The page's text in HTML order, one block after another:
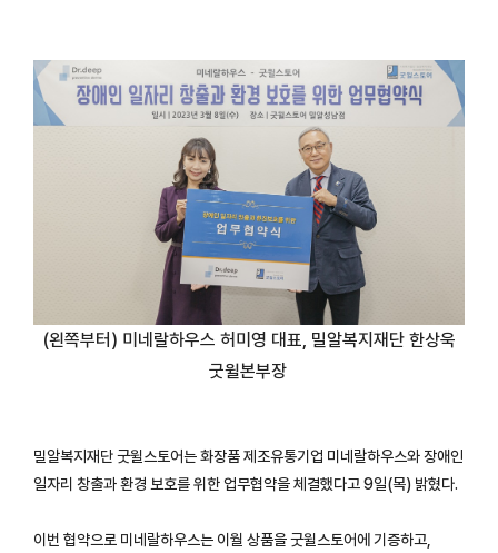
(왼쪽부터) 미네랄하우스 허미영 대표, 밀알복지재단 한상욱
굿윌본부장
밀알복지재단 굿윌스토어는 화장품 제조유통기업 미네랄하우스와 장애인
일자리 창출과 환경 보호를 위한 업무협약을 체결했다고 9일(목) 밝혔다.
이번 협약으로 미네랄하우스는 이월 상품을 굿윌스토어에 기증하고,